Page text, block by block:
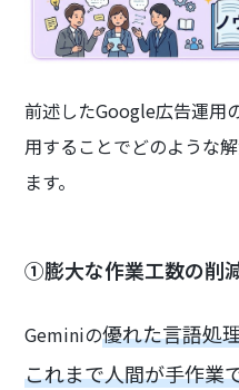
前述したGoogle広告運用
用することでどのような
ます。
①膨大な作業工数の削
Geminiの優れた言語処
これまで人間が手作業